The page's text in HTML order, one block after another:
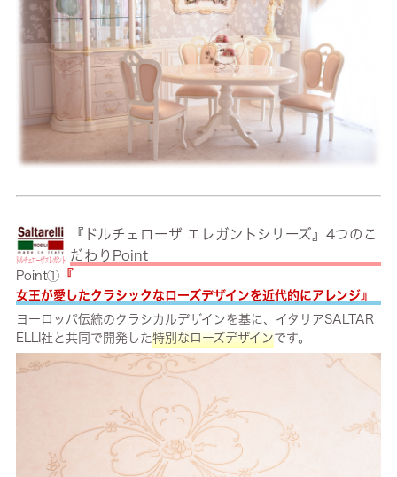
『ドルチェローザ エレガントシリーズ』4つのこ
だわりPoint
Point①『
女王が愛したクラシックなローズデザインを近代的にアレンジ』
ヨーロッパ伝統のクラシカルデザインを基に、イタリアSALTAR
ELLI社と共同で開発した特別なローズデザインです。